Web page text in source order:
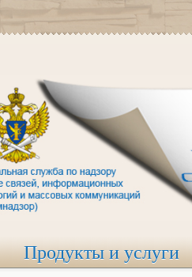
Продукты и услуги